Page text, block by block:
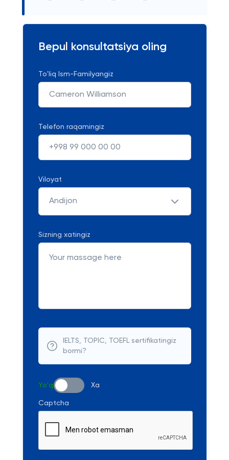
Bepul konsultatsiya oling
To'liq Ism-Familyangiz
Telefon raqamingiz
Viloyat
Andijon
Sizning xatingiz
IELTS, TOPIC, TOEFL sertifikatingiz
bormi?
Yo'q Xa
Captcha